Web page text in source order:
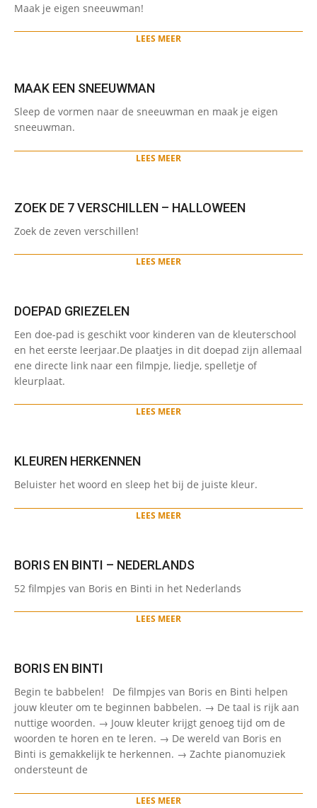
12-
16
Maak je eigen sneeuwman!
LEES MEER
MAAK EEN SNEEUWMAN
12-
16
Sleep de vormen naar de sneeuwman en maak je eigen
sneeuwman.
LEES MEER
ZOEK DE 7 VERSCHILLEN – HALLOWEEN
10-
18
Zoek de zeven verschillen!
LEES MEER
DOEPAD GRIEZELEN
10-
18
Een doe-pad is geschikt voor kinderen van de kleuterschool
en het eerste leerjaar.De plaatjes in dit doepad zijn allemaal
ene directe link naar een filmpje, liedje, spelletje of
kleurplaat.
LEES MEER
KLEUREN HERKENNEN
06-
14
Beluister het woord en sleep het bij de juiste kleur.
LEES MEER
BORIS EN BINTI – NEDERLANDS
06-
14
52 filmpjes van Boris en Binti in het Nederlands
LEES MEER
BORIS EN BINTI
06-
14
Begin te babbelen! De filmpjes van Boris en Binti helpen
jouw kleuter om te beginnen babbelen. → De taal is rijk aan
nuttige woorden. → Jouw kleuter krijgt genoeg tijd om de
woorden te horen en te leren. → De wereld van Boris en
Binti is gemakkelijk te herkennen. → Zachte pianomuziek
ondersteunt de
LEES MEER